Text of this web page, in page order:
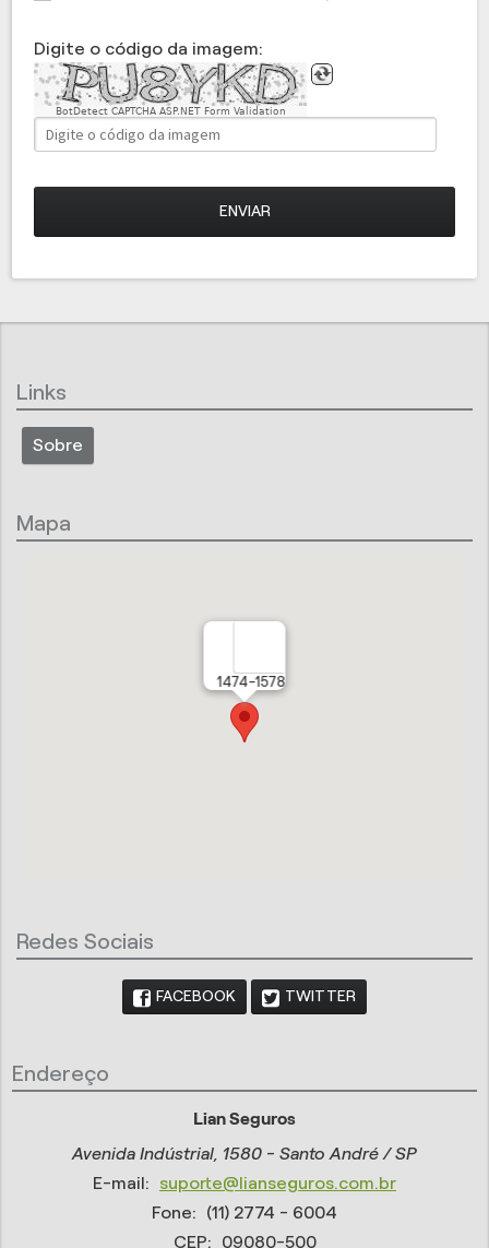
Digite o código da imagem:
BotDetect CAPTCHA ASP.NET Form Validation
ENVIAR
Links
Sobre
Mapa
1474-1578
Redes Sociais
FACEBOOK TWITTER
Endereço
Lian Seguros
Avenida Indústrial, 1580 - Santo André / SP
E-mail:
suporte@lianseguros.com.br
Fone:
(11) 2774 - 6004
CEP:
09080-500